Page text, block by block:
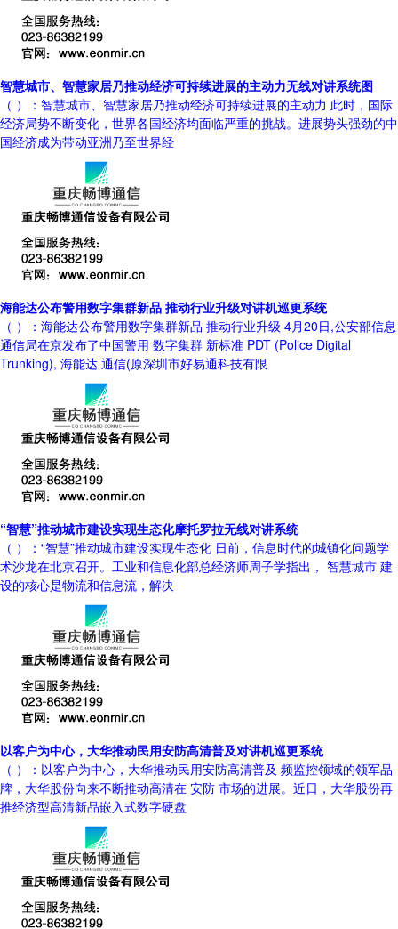
智慧城市、智慧家居乃推动经济可持续进展的主动力无线对讲系统图
（ ）：智慧城市、智慧家居乃推动经济可持续进展的主动力 此时，国际
经济局势不断变化，世界各国经济均面临严重的挑战。进展势头强劲的中
国经济成为带动亚洲乃至世界经
海能达公布警用数字集群新品 推动行业升级对讲机巡更系统
（ ）：海能达公布警用数字集群新品 推动行业升级 4月20日,公安部信息
通信局在京发布了中国警用 数字集群 新标准 PDT (Police Digital
Trunking), 海能达 通信(原深圳市好易通科技有限
“智慧”推动城市建设实现生态化摩托罗拉无线对讲系统
（ ）：“智慧”推动城市建设实现生态化 日前，信息时代的城镇化问题学
术沙龙在北京召开。工业和信息化部总经济师周子学指出， 智慧城市 建
设的核心是物流和信息流，解决
以客户为中心，大华推动民用安防高清普及对讲机巡更系统
（ ）：以客户为中心，大华推动民用安防高清普及 频监控领域的领军品
牌，大华股份向来不断推动高清在 安防 市场的进展。近日，大华股份再
推经济型高清新品嵌入式数字硬盘